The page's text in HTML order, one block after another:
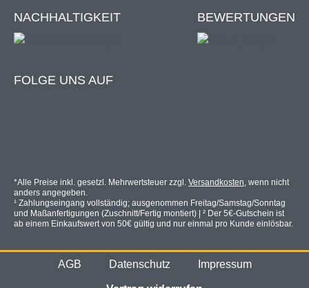
NACHHALTIGKEIT BEWERTUNGEN
FOLGE UNS AUF
*Alle Preise inkl. gesetzl. Mehrwertsteuer zzgl. Versandkosten, wenn nicht
anders angegeben.
¹ Zahlungseingang vollständig; ausgenommen Freitag/Samstag/Sonntag
und Maßanfertigungen (Zuschnitt/Fertig montiert) | ² Der 5€-Gutschein ist
ab einem Einkaufswert von 50€ gültig und nur einmal pro Kunde einlösbar.
AGB Datenschutz Impressum